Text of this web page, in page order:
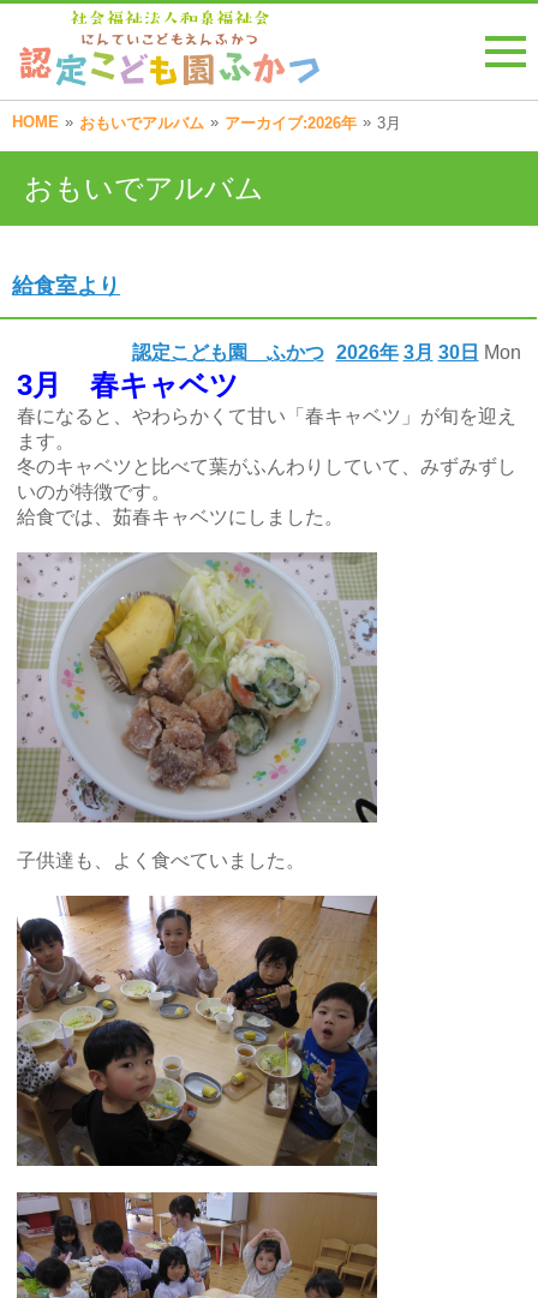
HOME » おもいでアルバム » アーカイブ:2026年 » 3月
おもいでアルバム
給食室より
2026年 3月 30日 Mon
認定こども園 ふかつ
3月 春キャベツ
春になると、やわらかくて甘い「春キャベツ」が旬を迎え
ます。
冬のキャベツと比べて葉がふんわりしていて、みずみずし
いのが特徴です。
給食では、茹春キャベツにしました。
子供達も、よく食べていました。